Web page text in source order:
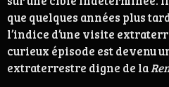
que quelques années plus
l’indice d’une visite
curieux épisode est devenu
extraterrestre digne de la